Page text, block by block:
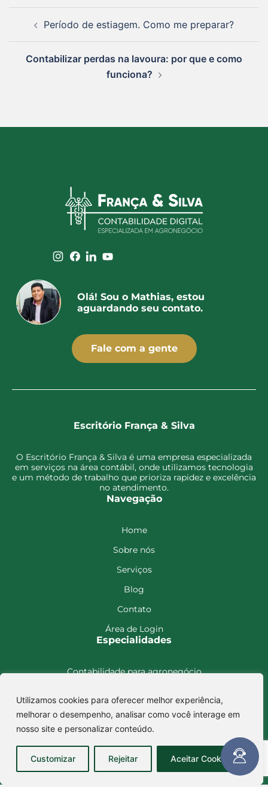
Utilizamos cookies para oferecer melhor experiência,
melhorar o desempenho, analisar como você interage em
nosso site e personalizar conteúdo.
Customizar Rejeitar Aceitar Cookies
Período de estiagem. Como me preparar?
Contabilizar perdas na lavoura: por que e como
funciona?
Olá! Sou o Mathias, estou
aguardando seu contato.
Fale com a gente
Escritório França & Silva
O Escritório França & Silva é uma empresa especializada
em serviços na área contábil, onde utilizamos tecnologia
e um método de trabalho que prioriza rapidez e excelência
no atendimento.
Navegação
Home
Sobre nós
Serviços
Blog
Contato
Área de Login
Especialidades
Contabilidade para agronegócio
Contabilidade para imobiliário
Encontre-nos
Rua Cândido Severino, 578,
Camapuã – MS CEP: 79420-000